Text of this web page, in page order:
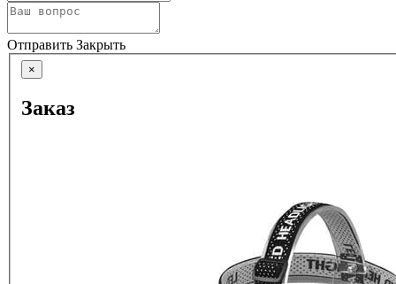
Отправить Закрыть
×
Заказ